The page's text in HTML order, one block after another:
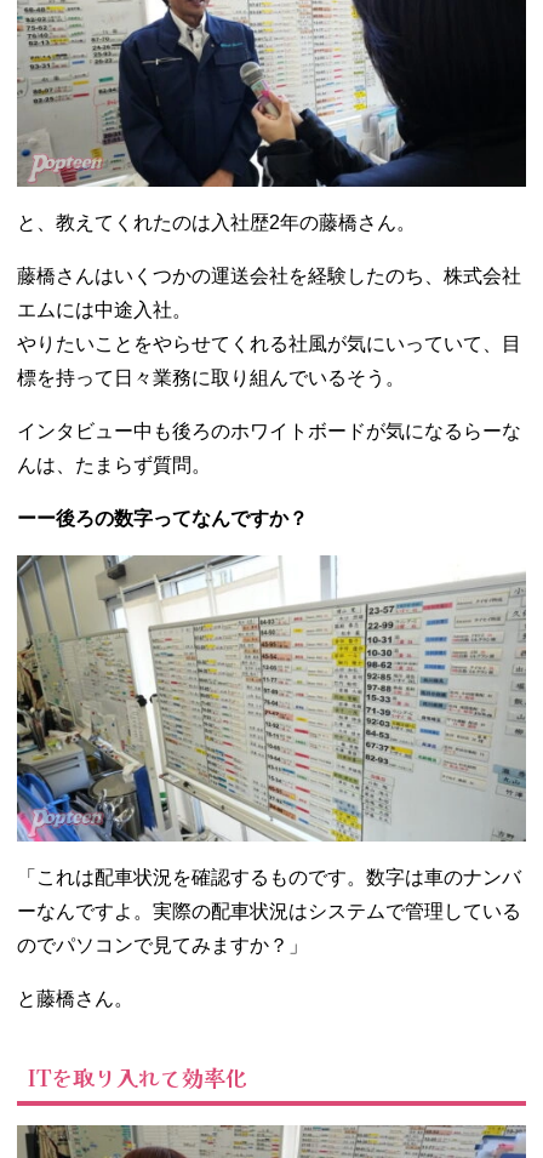
と、教えてくれたのは入社歴2年の藤橋さん。
藤橋さんはいくつかの運送会社を経験したのち、株式会社
エムには中途入社。
やりたいことをやらせてくれる社風が気にいっていて、目
標を持って日々業務に取り組んでいるそう。
インタビュー中も後ろのホワイトボードが気になるらーな
んは、たまらず質問。
ーー後ろの数字ってなんですか？
「これは配車状況を確認するものです。数字は車のナンバ
ーなんですよ。実際の配車状況はシステムで管理している
のでパソコンで見てみますか？」
と藤橋さん。
ITを取り入れて効率化